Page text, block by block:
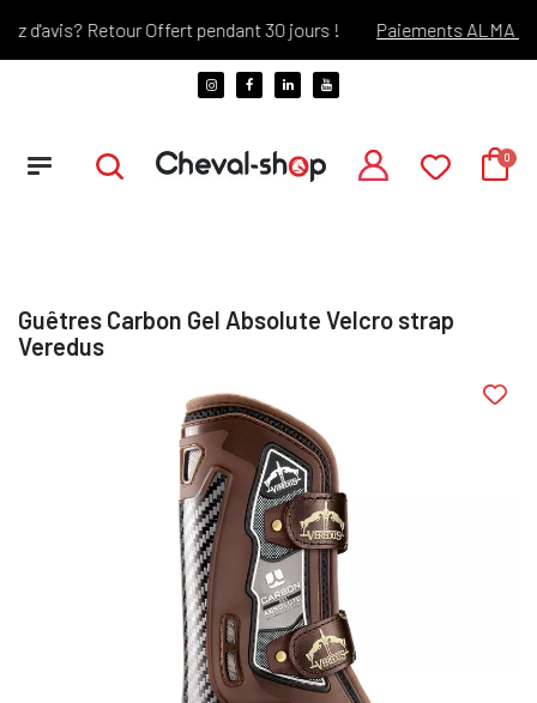
Retour Offert pendant 30 jours ! Paiements ALMA X3 et
Guêtres Carbon Gel Absolute Velcro strap
Veredus